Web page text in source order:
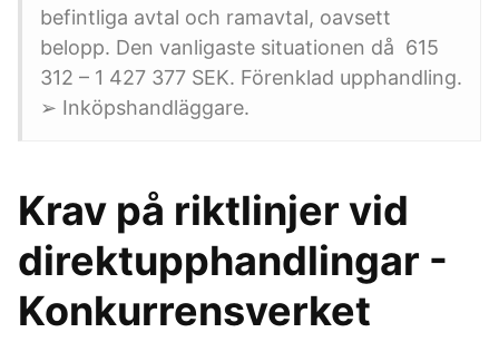
befintliga avtal och ramavtal, oavsett
belopp. Den vanligaste situationen då 615
312 – 1 427 377 SEK. Förenklad upphandling.
➢ Inköpshandläggare.
Krav på riktlinjer vid
direktupphandlingar -
Konkurrensverket